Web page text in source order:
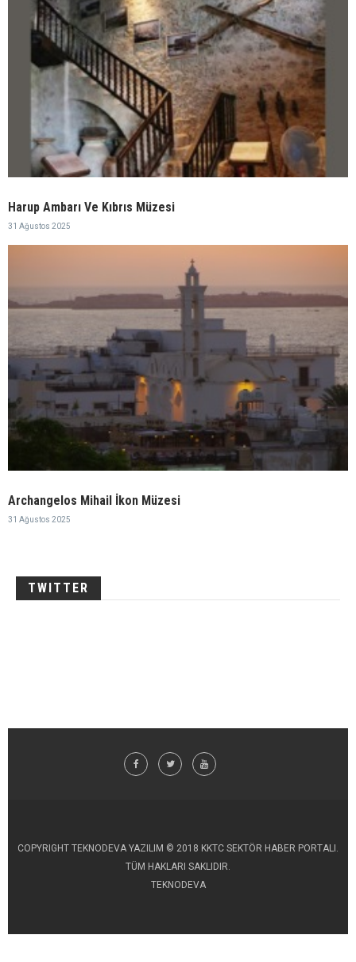
Harup Ambarı Ve Kıbrıs Müzesi
31 Ağustos 2025
Archangelos Mihail İkon Müzesi
31 Ağustos 2025
TWITTER
COPYRIGHT TEKNODEVA YAZILIM © 2018 KKTC SEKTÖR HABER PORTALI.
TÜM HAKLARI SAKLIDIR.
TEKNODEVA